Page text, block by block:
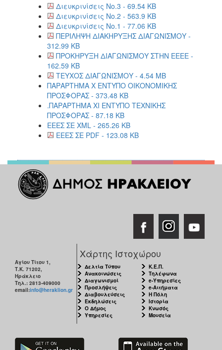
Διευκρινίσεις Νο.3 - 69.54 KB
Διευκρινίσεις Νο.2 - 563.9 KB
Διευκρινίσεις Νο.1 - 77.06 KB
ΠΕΡΙΛΗΨΗ ΔΙΑΚΗΡΥΞΗΣ ΔΙΑΓΩΝΙΣΜΟΥ -
312.99 KB
ΠΡΟΚΗΡΥΞΗ ΔΙΑΓΩΝΙΣΜΟΥ ΣΤΗΝ ΕΕΕΕ -
162.59 KB
ΤΕΥΧΟΣ ΔΙΑΓΩΝΙΣΜΟΥ - 4.54 MB
ΠΑΡΑΡΤΗΜΑ X ΕΝΤΥΠΟ ΟΙΚΟΝΟΜΙΚΗΣ
ΠΡΟΣΦΟΡΑΣ - 373.48 KB
.ΠΑΡΑΡΤΗΜΑ XΙ ΕΝΤΥΠΟ ΤΕΧΝΙΚΗΣ
ΠΡΟΣΦΟΡΑΣ - 87.18 KB
ΕΕΕΣ ΣΕ XML - 265.26 KB
ΕΕΕΣ ΣΕ PDF - 123.08 KB
Αγίου Τίτου 1,
Τ.Κ. 71202,
Ηράκλειο
Τηλ.: 2813-409000
email:info@heraklion.gr
Χάρτης Ιστοχώρου
Δελτία Τύπου
Ανακοινώσεις
Διαγωνισμοί
Προσλήψεις
Διαβουλεύσεις
Εκδηλώσεις
Ο Δήμος
Υπηρεσίες
Κ.Ε.Π.
Τηλέφωνα
e-Υπηρεσίες
e-Αιτήματα
Η Πόλη
Ιστορία
Κνωσός
Μουσεία